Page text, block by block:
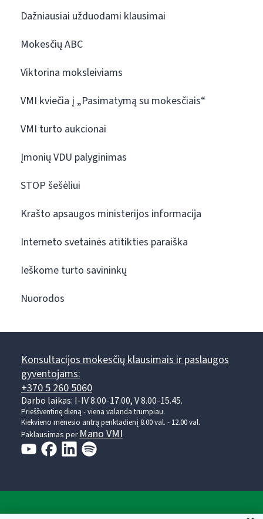
Dažniausiai užduodami klausimai
Mokesčių ABC
Viktorina moksleiviams
VMI kviečia į „Pasimatymą su mokesčiais“
VMI turto aukcionai
Įmonių VDU palyginimas
STOP šešėliui
Krašto apsaugos ministerijos informacija
Interneto svetainės atitikties paraiška
Ieškome turto savininkų
Nuorodos
Konsultacijos mokesčių klausimais ir paslaugos
gyventojams:
+370 5 260 5060
Darbo laikas: I-IV 8.00-17.00, V 8.00-15.45.
Prieššventinę dieną - viena valanda trumpiau.
Kiekvieno mėnesio antrą penktadienį 8.00 val. - 12.00 val.
Paklausimas perMano VMI